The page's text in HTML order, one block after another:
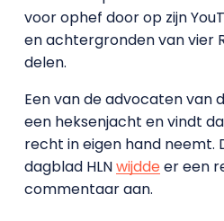
voor ophef door op zijn
en achtergronden van vier
delen.
Een van de advocaten van
een heksenjacht en vindt
recht in eigen hand neemt.
dagblad HLNwijddeer een
commentaar aan.